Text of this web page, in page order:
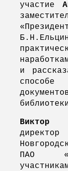
участие
и
Виктор
ПАО